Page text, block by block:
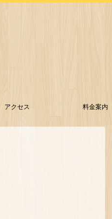
アクセス 料金案内